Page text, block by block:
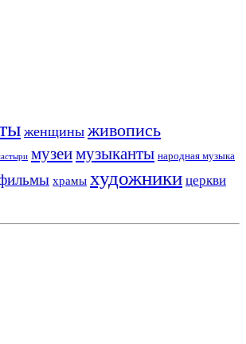
женщины живопись
музеимузыканты народная музыка
храмы художники церкви